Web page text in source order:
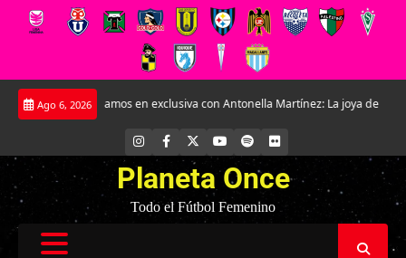
Saltar
Ago 6, 2026
Conversamos en exclusiva con Antonella Martínez: La joya de Everton
INSTAGRAM
FACEBOOK YOUTUBE
SPOTIFYFLICKR
Planeta Once
Todo el Fútbol Femenino